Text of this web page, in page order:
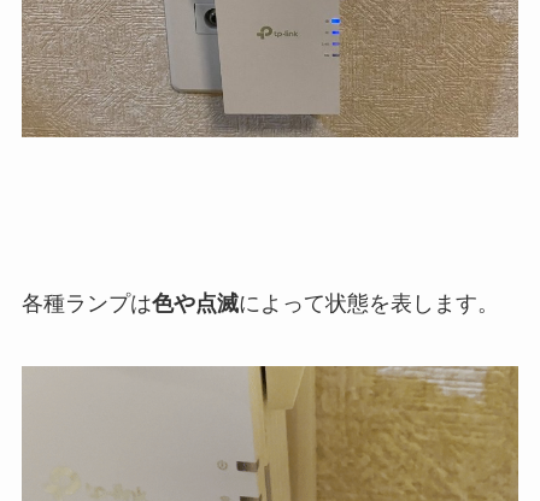
各種ランプは色や点滅によって状態を表します。